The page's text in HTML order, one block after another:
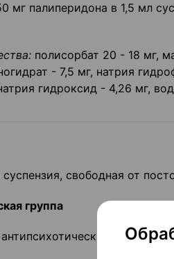
мг палиперидона в 1,5 мл
полисорбат 20 - 18 мг,
- 7,5 мг, натрия
гидроксид - 4,26 мг,
свободная от
группа
средства